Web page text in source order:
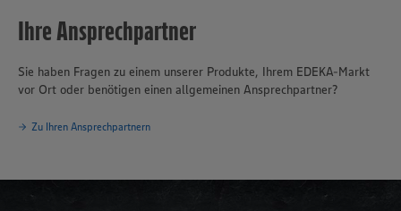
Ihre Ansprechpartner
Sie haben Fragen zu einem unserer Produkte, Ihrem EDEKA-Markt
vor Ort oder benötigen einen allgemeinen Ansprechpartner?
Zu Ihren Ansprechpartnern